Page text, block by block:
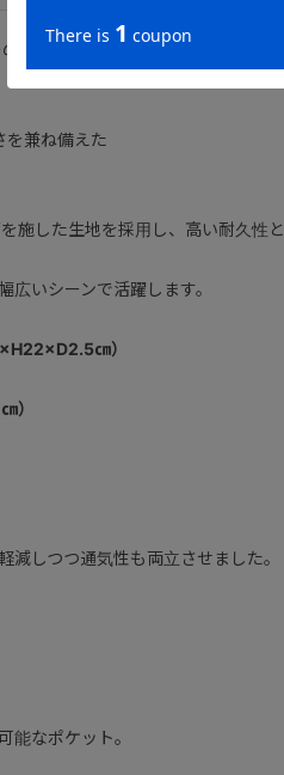
意見を取り入れてブラッシュアッ
を兼ね備えた
施した生地を採用し、高い耐久性と
いシーンで活躍します。
㎝）
）
減しつつ通気性も両立させました。
能なポケット。